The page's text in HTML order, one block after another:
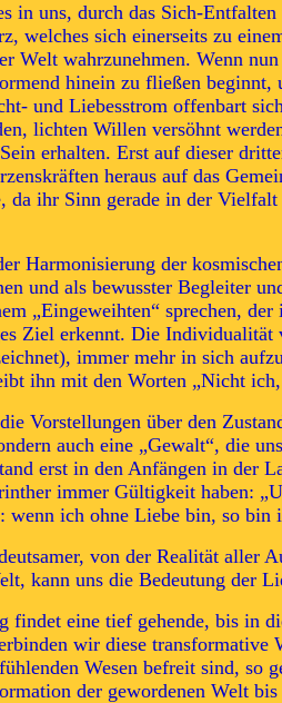
in uns, durch das Sich-
welches sich einerseits zu
Welt wahrzunehmen. Wenn
hinein zu fließen
und Liebesstrom offenbart
lichten Willen versöhnt
erhalten. Erst auf dieser
heraus auf das
da ihr Sinn gerade in der
Harmonisierung der
und als bewusster Begleiter
„Eingeweihten“ sprechen,
Ziel erkennt. Die
immer mehr in sich
ihn mit den Worten „Nicht
Vorstellungen über den
auch eine „Gewalt“, die
erst in den Anfängen in der
immer Gültigkeit haben:
wenn ich ohne Liebe bin, so bin
von der Realität aller
kann uns die Bedeutung der
findet eine tief gehende, bis in
wir diese
Wesen befreit sind,
der gewordenen Welt